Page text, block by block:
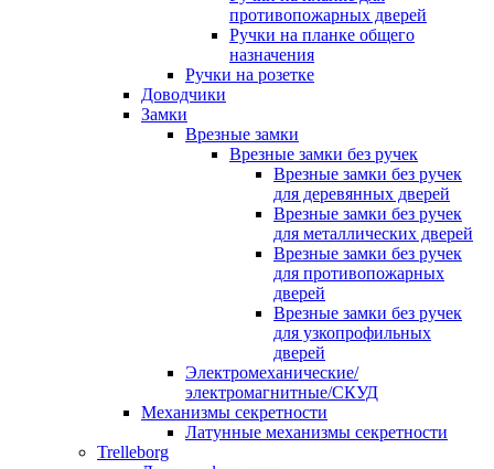
противопожарных дверей
Ручки на планке общего
назначения
Ручки на розетке
Доводчики
Замки
Врезные замки
Врезные замки без ручек
Врезные замки без ручек
для деревянных дверей
Врезные замки без ручек
для металлических дверей
Врезные замки без ручек
для противопожарных
дверей
Врезные замки без ручек
для узкопрофильных
дверей
Электромеханические/
электромагнитные/СКУД
Механизмы секретности
Латунные механизмы секретности
Trelleborg